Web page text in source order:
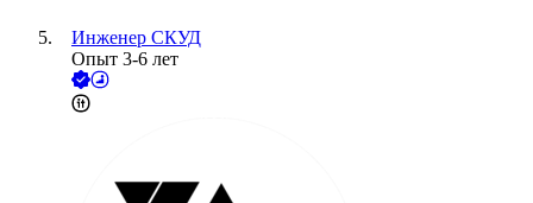
Инженер СКУД
Опыт 3-6 лет